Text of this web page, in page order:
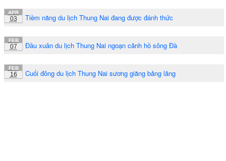
APR
03 Tiềm năng du lịch Thung Nai đang được đánh thức
FEB
07 Đầu xuân du lịch Thung Nai ngoạn cảnh hồ sông Đà
FEB
16 Cuối đông du lịch Thung Nai sương giăng bảng lảng